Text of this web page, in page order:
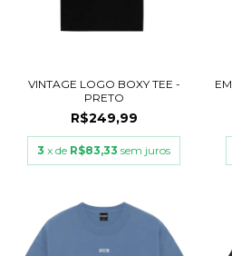
VINTAGE LOGO BOXY TEE -
PRETO
R$249,99
3 x de R$83,33 sem juros